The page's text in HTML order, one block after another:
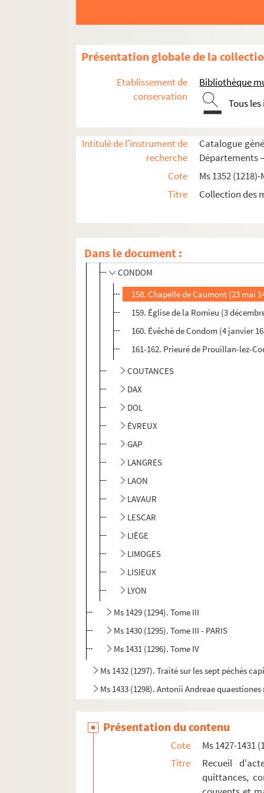
Présentation globale de la
Etablissement de
conservation
Bibliothèque
Tous
Intitulé de l'instrument de
recherche
Catalogue
Départements
Cote
Ms 1352
Titre
Collection des
Dans le document :
Ms 1427-1431 (1292-1296). Recueil d'actes,
CAHORS
CARCASSONNE
CASTRES
CHALONS-SUR-MARNE
CHALON-SUR-SAONE
COLOGNE
COMMINGES
CONDOM
158. Chapelle de Caumont (23 mai
159. Église de la Romieu (3
160. Évêché de Condom (4 janvier
161-162. Prieuré de Prouillan-lez-
COUTANCES
DAX
DOL
ÉVREUX
GAP
LANGRES
LAON
LAVAUR
LESCAR
LIÈGE
LIMOGES
LISIEUX
LYON
Ms 1429 (1294). Tome III
Ms 1430 (1295). Tome III - PARIS
Ms 1431 (1296). Tome IV
Ms 1432 (1297). Traité sur les sept péchés
Ms 1433 (1298). Antonii Andreae
Ms 1435 (1300). Bartholomaei de Sancto
Ms 1436 (1301). S. Thomae de Aquino
Ms 1437-1440 (1302-1305). Cabinet
Ms 1441 (1306). Petri Lombardi
Présentation du contenu
Cote
Ms 1427-1431
Titre
Recueil
quittances,